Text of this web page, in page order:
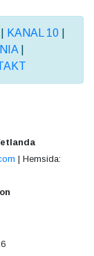
KANAL 10|
|
| Hemsida: